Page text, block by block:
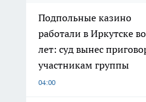
Подпольные казино
работали в Иркутске
лет: суд вынес
участникам группы
04:00